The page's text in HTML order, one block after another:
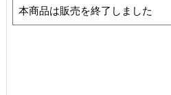
本商品は販売を終了しました